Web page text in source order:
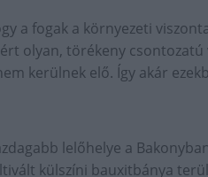
a fogak a környezeti
olyan, törékeny
kerülnek elő. Így akár
lelőhelye a
külszíni bauxitbánya